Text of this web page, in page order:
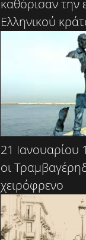
καθόρισαν την
Ελληνικού
21
οι
χειρόφρενο